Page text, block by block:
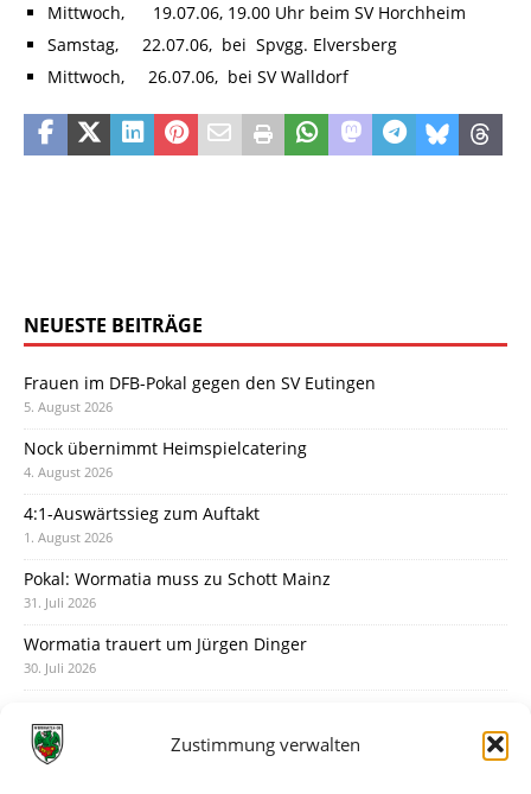
Zustimmung verwalten
Mittwoch, 19.07.06, 19.00 Uhr beim SV Horchheim
Samstag, 22.07.06, bei Spvgg. Elversberg
Mittwoch, 26.07.06, bei SV Walldorf
NEUESTE BEITRÄGE
Frauen im DFB-Pokal gegen den SV Eutingen
5. August 2026
Nock übernimmt Heimspielcatering
4. August 2026
4:1-Auswärtssieg zum Auftakt
1. August 2026
Pokal: Wormatia muss zu Schott Mainz
31. Juli 2026
Wormatia trauert um Jürgen Dinger
30. Juli 2026
28. Juli 2026